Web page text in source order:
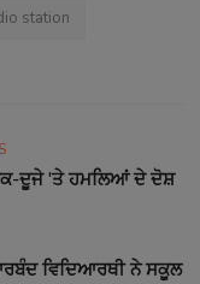
station
ਦੂਜੇ 'ਤੇ ਹਮਲਿਆਂ ਦੇ ਦੋਸ਼​
ਵਿਦਿਆਰਥੀ ਨੇ ਸਕੂਲ